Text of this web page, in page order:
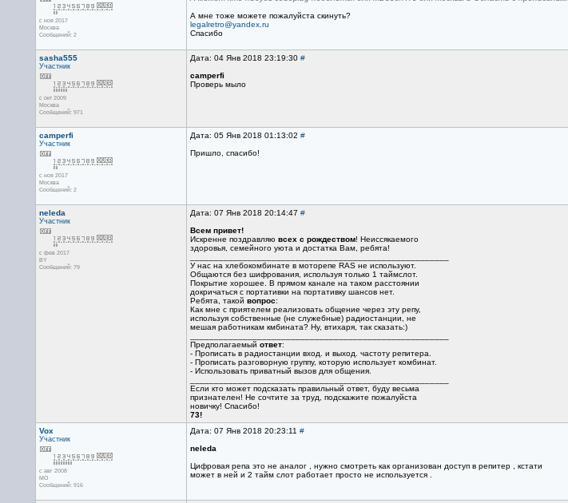
с ноя 2017
Москва
Сообщений: 2
А мне тоже можете пожалуйста скинуть?
legalretro@yandex.ru
Спасибо
sasha555
Участник
с окт 2009
Москва
Сообщений: 971
Дата: 04 Янв 2018 23:19:30 #
camperfi
Проверь мыло
camperfi
Участник
с ноя 2017
Москва
Сообщений: 2
Дата: 05 Янв 2018 01:13:02 #
Пришло, спасибо!
neleda
Участник
с фев 2017
BY
Сообщений: 79
Дата: 07 Янв 2018 20:14:47 #
Всем привет!
Искренне поздравляю всех с рождеством! Неиссякаемого
здоровья, семейного уюта и достатка Вам, ребята!
У нас на хлебокомбинате в моторепе RAS не используют.
Общаются без шифрования, используя только 1 таймслот.
Покрытие хорошее. В прямом канале на таком расстоянии
докричаться с портативки на портативку шансов нет.
Ребята, такой вопрос:
Как мне с приятелем реализовать общение через эту репу,
используя собственные (не служебные) радиостанции, не
мешая работникам кмбината? Ну, втихаря, так сказать:)
Предполагаемый ответ:
- Прописать в радиостанции вход. и выход. частоту репитера.
- Прописать разговорную группу, которую использует комбинат.
- Использовать приватный вызов для общения.
Если кто может подсказать правильный ответ, буду весьма
признателен! Не сочтите за труд, подскажите пожалуйста
новичку! Спасибо!
73!
Vox
Участник
с авг 2008
МО
Сообщений: 916
Дата: 07 Янв 2018 20:23:11 #
neleda
Цифровая репа это не аналог , нужно смотреть как организован доступ в репитер , кстати
может в ней и 2 тайм слот работает просто не используется .